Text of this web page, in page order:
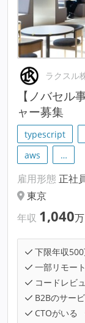
ラクスル
【ノバセル
ャー募集
typescript
aws
…
雇用形態 正社
東京
年収 1,040
下限年収
一部リモー
コードレビ
B2Bのサー
CTOがいる